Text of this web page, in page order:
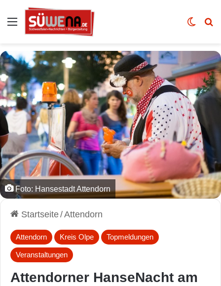
Auswahl Skin
Foto: Hansestadt Attendorn
Startseite/Attendorn
Attendorn Kreis Olpe Topmeldungen
Veranstaltungen
Attendorner HanseNacht am